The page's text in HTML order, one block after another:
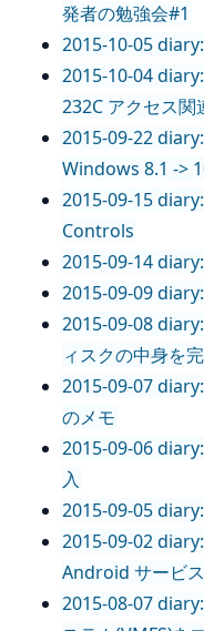
発者の勉強会#1
2015-10-05
2015-10-04
232C アクセス関
2015-09-22
Windows 8.1 ->
2015-09-15
Controls
2015-09-14
2015-09-09
2015-09-08
ィスクの中身を
2015-09-07
のメモ
2015-09-06
入
2015-09-05
2015-09-02
Android サービ
2015-08-07